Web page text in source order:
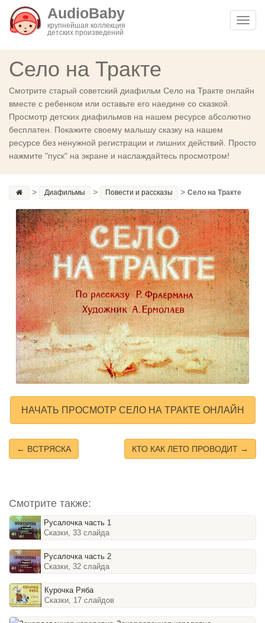
AudioBaby
крупнейшая коллекция
детских произведений
Село на Тракте
Смотрите старый советский диафильм Село на Тракте онлайн
вместе с ребенком или оставьте его наедине со сказкой.
Просмотр детских диафильмов на нашем ресурсе абсолютно
бесплатен. Покажите своему малышу сказку на нашем
ресурсе без ненужной регистрации и лишних действий. Просто
нажмите "пуск" на экране и наслаждайтесь просмотром!
> Диафильмы > Повести и рассказы > Село на Тракте
НАЧАТЬ ПРОСМОТР СЕЛО НА ТРАКТЕ ОНЛАЙН
← ВСТРЯСКА КТО КАК ЛЕТО ПРОВОДИТ →
Смотрите также:
Русалочка часть 1
Сказки, 33 слайда
Русалочка часть 2
Сказки, 32 слайда
Курочка Ряба
Сказки, 17 слайдов